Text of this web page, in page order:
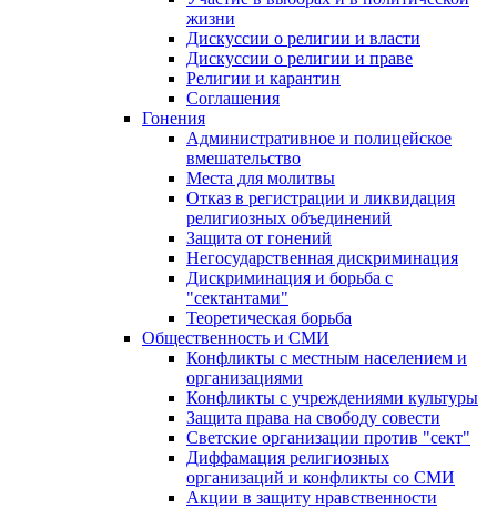
жизни
Дискуссии о религии и власти
Дискуссии о религии и праве
Религии и карантин
Соглашения
Гонения
Административное и полицейское
вмешательство
Места для молитвы
Отказ в регистрации и ликвидация
религиозных объединений
Защита от гонений
Негосударственная дискриминация
Дискриминация и борьба с
"сектантами"
Теоретическая борьба
Общественность и СМИ
Конфликты с местным населением и
организациями
Конфликты с учреждениями культуры
Защита права на свободу совести
Светские организации против "сект"
Диффамация религиозных
организаций и конфликты со СМИ
Акции в защиту нравственности